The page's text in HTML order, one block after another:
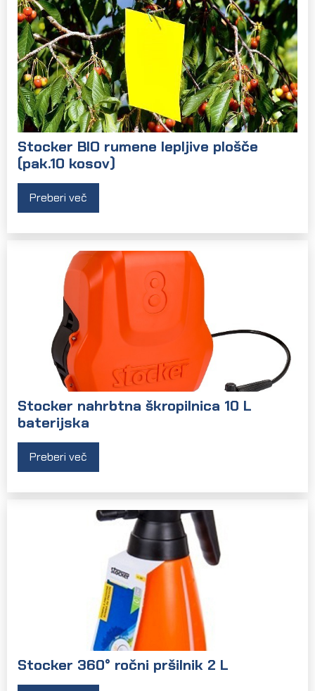
Stocker BIO rumene lepljive plošče
(pak.10 kosov)
Preberi več
Stocker nahrbtna škropilnica 10 L
baterijska
Preberi več
Stocker 360° ročni pršilnik 2 L